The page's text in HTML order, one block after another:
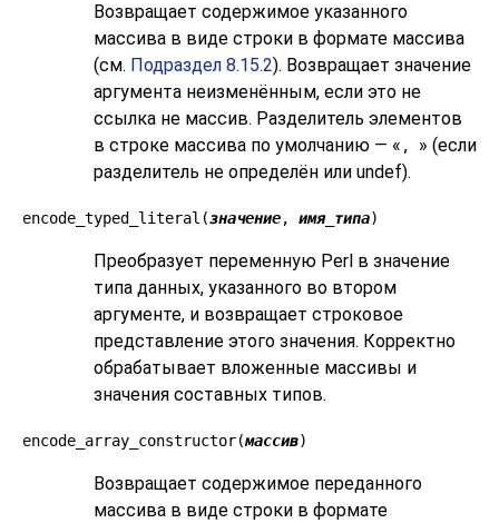
Возвращает содержимое указанного
массива в виде строки в формате массива
(см. Подраздел 8.15.2). Возвращает значение
аргумента неизменённым, если это не
ссылка не массив. Разделитель элементов
в строке массива по умолчанию — « , » (если
разделитель не определён или undef).
encode_typed_literal(значение, имя_типа)
Преобразует переменную Perl в значение
типа данных, указанного во втором
аргументе, и возвращает строковое
представление этого значения. Корректно
обрабатывает вложенные массивы и
значения составных типов.
encode_array_constructor(массив)
Возвращает содержимое переданного
массива в виде строки в формате